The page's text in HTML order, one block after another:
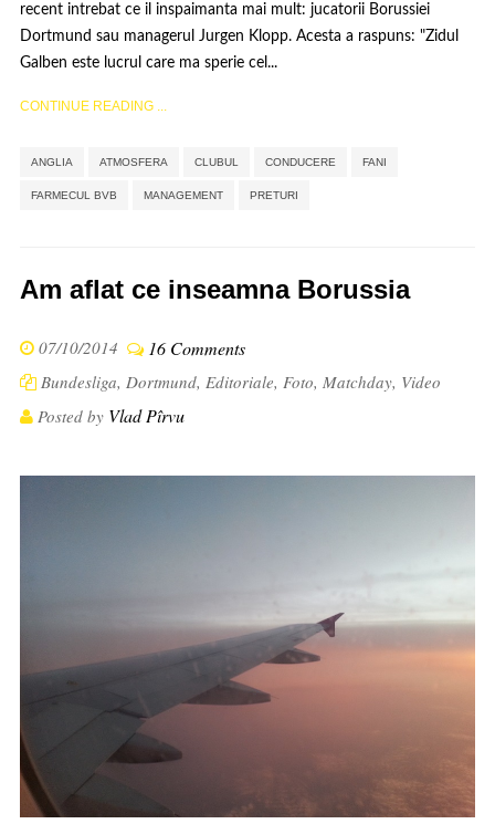
recent intrebat ce il inspaimanta mai mult: jucatorii Borussiei
Dortmund sau managerul Jurgen Klopp. Acesta a raspuns: "Zidul
Galben este lucrul care ma sperie cel...
CONTINUE READING ...
ANGLIA ATMOSFERA CLUBUL CONDUCERE FANI
FARMECUL BVB MANAGEMENT PRETURI
Am aflat ce inseamna Borussia
07/10/2014 16 Comments
Bundesliga, Dortmund, Editoriale, Foto, Matchday, Video
Posted by Vlad Pîrvu